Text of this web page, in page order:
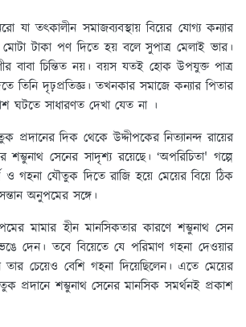
যা তৎকালীন সমাজব্যবস্থায় বিয়ের যোগ্য কন্যার
টাকা পণ দিতে হয় বলে সুপাত্র মেলাই ভার।
বাবা চিন্তিত নয়। বয়স যতই হোক উপযুক্ত পাত্র
তিনি দৃঢ়প্রতিজ্ঞ। তখনকার সমাজে কন্যার পিতার
ঘটতে সাধারণত দেখা যেত না ।
প্রদানের দিক থেকে উদ্দীপকের নিত্যানন্দ রায়ের
শম্ভুনাথ সেনের সাদৃশ্য রয়েছে। ‘অপরিচিতা' গল্পে
ও গহনা যৌতুক দিতে রাজি হয়ে মেয়ের বিয়ে ঠিক
অনুপমের সঙ্গে।
মামার হীন মানসিকতার কারণে শম্ভুনাথ সেন
দেন। তবে বিয়েতে যে পরিমাণ গহনা দেওয়ার
চেয়েও বেশি গহনা দিয়েছিলেন। এতে মেয়ের
প্রদানে শম্ভুনাথ সেনের মানসিক সমর্থনই প্রকাশ